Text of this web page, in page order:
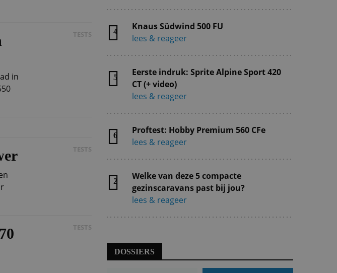
in
TESTS
TESTS
TESTS
4
Knaus Südwind 500 FU
lees & reageer
5
Eerste indruk: Sprite Alpine Sport 420
CT (+ video)
lees & reageer
6
Proftest: Hobby Premium 560 CFe
lees & reageer
2
Welke van deze 5 compacte
gezinscaravans past bij jou?
lees & reageer
DOSSIERS